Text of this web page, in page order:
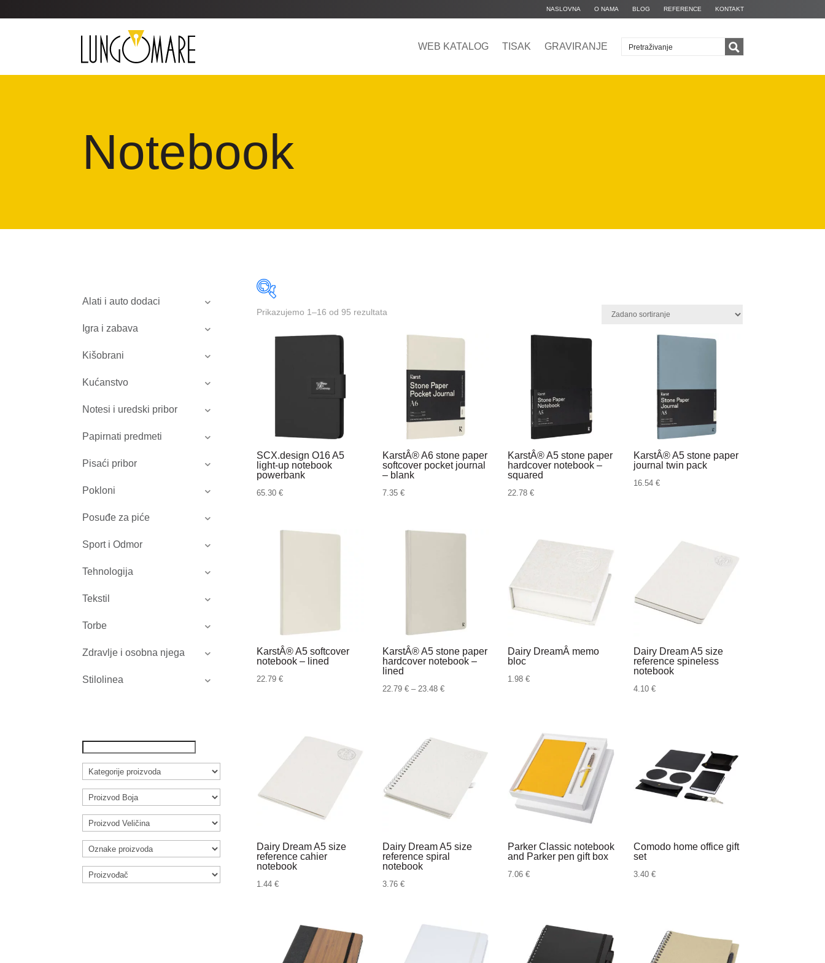
NASLOVNA O NAMA BLOG REFERENCE KONTAKT
WEB KATALOG TISAK GRAVIRANJE
Notebook
Alati i auto dodaci
Igra i zabava
Kišobrani
Kućanstvo
Notesi i uredski pribor
Papirnati predmeti
Pisaći pribor
Pokloni
Posuđe za piće
Sport i Odmor
Tehnologija
Tekstil
Torbe
Zdravlje i osobna njega
Stilolinea
Prikazujemo 1–16 od 95 rezultata
SCX.design O16 A5
light-up notebook
powerbank
65.30 €
KarstÂ® A6 stone paper
softcover pocket journal
– blank
7.35 €
KarstÂ® A5 stone paper
hardcover notebook –
squared
22.78€
KarstÂ® A5 stone paper
journal twin pack
16.54 €
KarstÂ® A5 softcover
notebook – lined
22.79 €
KarstÂ® A5 stone paper
hardcover notebook –
lined
22.79 € – 23.48 €Raspon
Dairy DreamÂ memo
bloc
1.98€
Dairy Dream A5 size
reference spineless
notebook
4.10 €
Dairy Dream A5 size
reference cahier
notebook
1.44 €
Dairy Dream A5 size
reference spiral
notebook
3.76 €
Parker Classic notebook
and Parker pen gift box
7.06€
Comodo home office gift
set
3.40 €